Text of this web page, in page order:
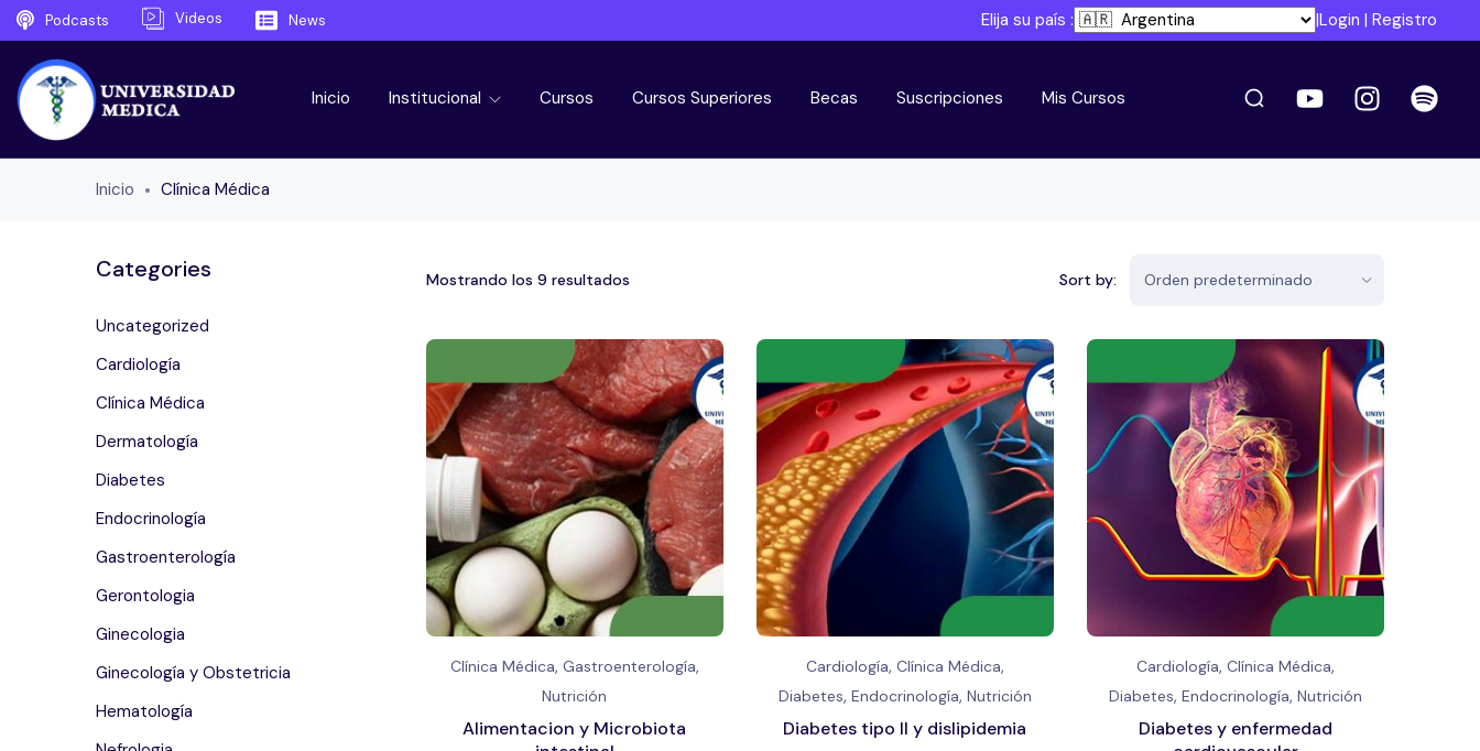
Podcasts Videos News Elija su país : |Login | Registro
Inicio Institucional Cursos Cursos Superiores Becas Suscripciones Mis Cursos
Inicio Clínica Médica
Categories
Uncategorized
Cardiología
Clínica Médica
Dermatología
Diabetes
Endocrinología
Gastroenterología
Gerontologia
Ginecologia
Ginecología y Obstetricia
Hematología
Mostrando los 9 resultados Sort by:
Clínica Médica, Gastroenterología,
Nutrición
Alimentacion y Microbiota
Cardiología, Clínica Médica,
Diabetes, Endocrinología, Nutrición
Diabetes tipo II y dislipidemia
Cardiología, Clínica Médica,
Diabetes, Endocrinología, Nutrición
Diabetes y enfermedad